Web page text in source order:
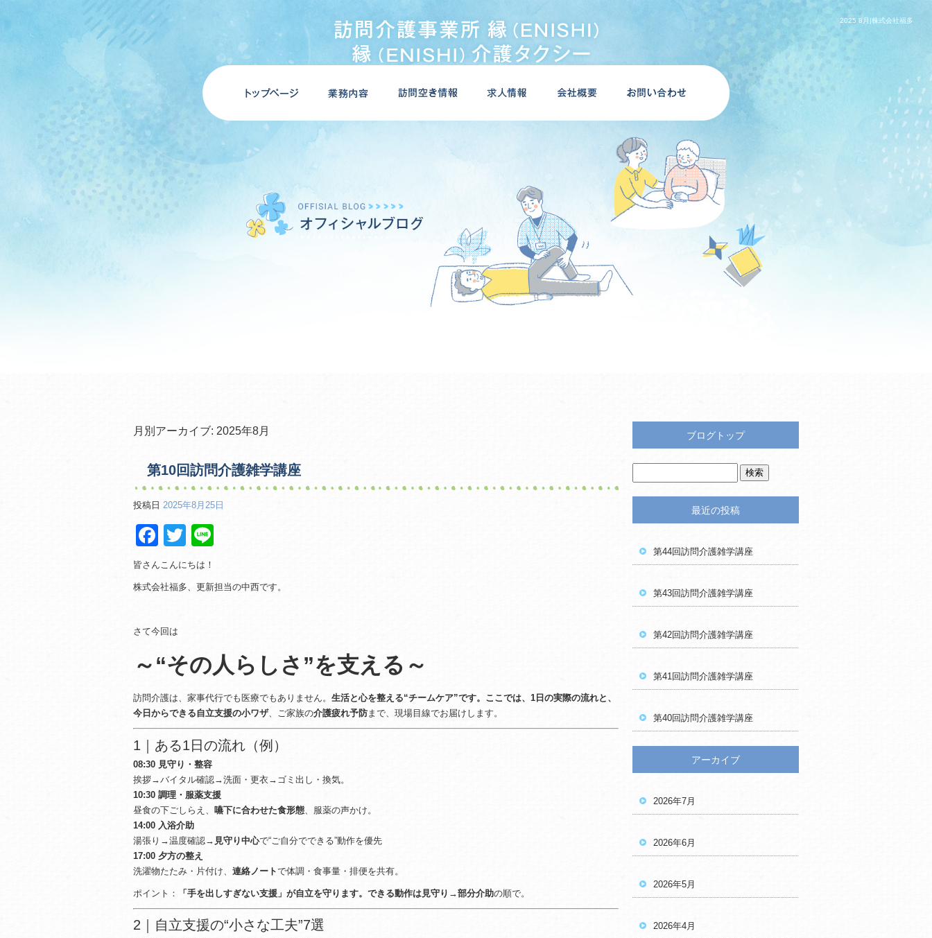
2025 8月|株式会社福多
月別アーカイブ: 2025年8月
第10回訪問介護雑学講座
投稿日 2025年8月25日
F
a
c
b
o
k
T
wi
tt
e
皆さんこんにちは！
株式会社福多、更新担当の中西です。
さて今回は
～“その人らしさ”を支える～
訪問介護は、家事代行でも医療でもありません。 生活と心を整える“チームケア”です。ここでは、1日の実際の流れと、
今日からできる自立支援の小ワザ、ご家族の介護疲れ予防まで、現場目線でお届けします。
1｜ある1日の流れ（例）
08:30 見守り・整容
挨拶→バイタル確認→洗面・更衣→ゴミ出し・換気。
10:30 調理・服薬支援
昼食の下ごしらえ、 嚥下に合わせた食形態 、服薬の声かけ。
14:00 入浴介助
湯張り→温度確認→ 見守り中心で“ご自分でできる”動作を優先
17:00 夕方の整え
洗濯物たたみ・片付け、 連絡ノートで体調・食事量・排便を共有。
ポイント： 「手を出しすぎない支援」が自立を守ります。できる動作は見守り→部分介助の順で。
2｜自立支援の“小さな工夫”7選
ブログトップ
最近の投稿
第44回訪問介護雑学講座
第43回訪問介護雑学講座
第42回訪問介護雑学講座
第41回訪問介護雑学講座
第40回訪問介護雑学講座
アーカイブ
2026年7月
2026年6月
2026年5月
2026年4月